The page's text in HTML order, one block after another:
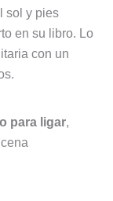
sol y pies
en su libro. Lo
con un
para ligar,